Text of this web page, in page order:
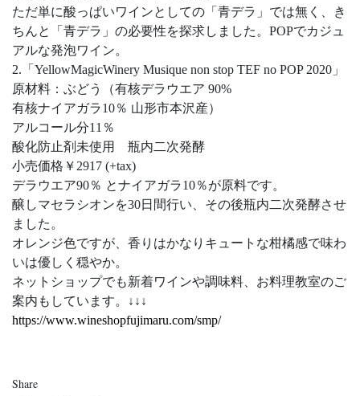
ただ単に酸っぱいワインとしての「青デラ」では無く、き
ちんと「青デラ」の必要性を探求しました。POPでカジュ
アルな発泡ワイン。
2.「YellowMagicWinery Musique non stop TEF no POP 2020」
原材料：ぶどう（有核デラウエア 90%
有核ナイアガラ10％ 山形市本沢産）
アルコール分11％
酸化防止剤未使用 瓶内二次発酵
小売価格￥2917 (+tax)
デラウエア90％ とナイアガラ10％が原料です。
醸しマセラシオンを30日間行い、その後瓶内二次発酵させ
ました。
オレンジ色ですが、香りはかなりキュートな柑橘感で味わ
いは優しく穏やか。
ネットショップでも新着ワインや調味料、お料理教室のご
案内もしています。↓↓↓
https://www.wineshopfujimaru.com/smp/
Share